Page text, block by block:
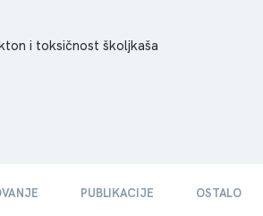
i toksičnost školjkaša
PUBLIKACIJE OSTALO